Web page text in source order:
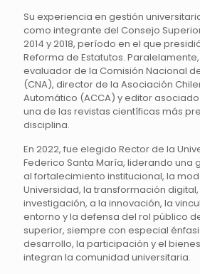
Su experiencia en gestión
como integrante del Consejo
2014 y 2018, período en el que
Reforma de Estatutos.
evaluador de la Comisión Nacional
(CNA), director de la Asociación
Automático (ACCA) y editor
una de las revistas científicas más
disciplina.
En 2022, fue elegido Rector de la
Federico Santa María, liderando una
al fortalecimiento institucional, la
Universidad, la transformación
investigación, a la innovación, la
entorno y la defensa del rol público
superior, siempre con especial
desarrollo, la participación y el
integran la comunidad universitaria.